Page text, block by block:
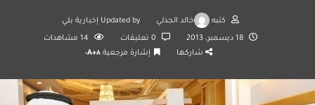
كتبه خالد الجذلي Updated by إخبارية بلي
18 ديسمبر، 2013 14 مشاهدات
شاركها
إشارة مرجعية A+A-